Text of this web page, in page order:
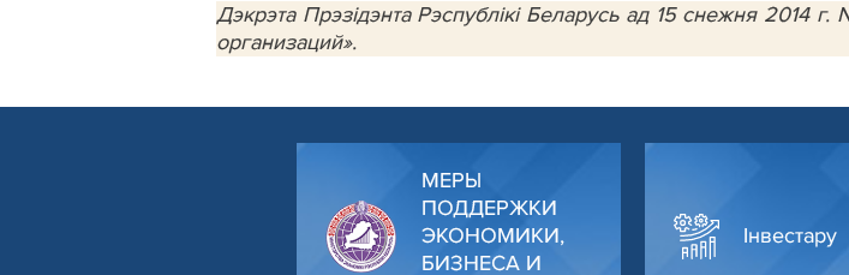
Дэкрэта Прэзідэнта Рэспублікі Беларусь ад 15 снежня
организаций».
МЕРЫ
ПОДДЕРЖКИ
ЭКОНОМИКИ,
БИЗНЕСА И
Інвестару